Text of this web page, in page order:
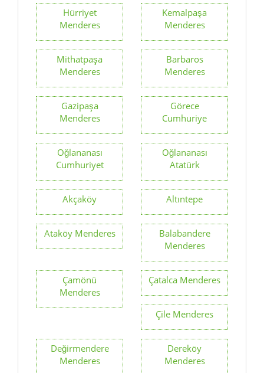
Hürriyet
Menderes
Kemalpaşa
Menderes
Mithatpaşa
Menderes
Barbaros
Menderes
Gazipaşa
Menderes
Görece
Cumhuriye
Oğlananası
Cumhuriyet
Oğlananası
Atatürk
Akçaköy Altıntepe
Ataköy Menderes
Balabandere
Menderes
Çamönü
Menderes
Çatalca Menderes
Çile Menderes
Değirmendere
Menderes
Dereköy
Menderes